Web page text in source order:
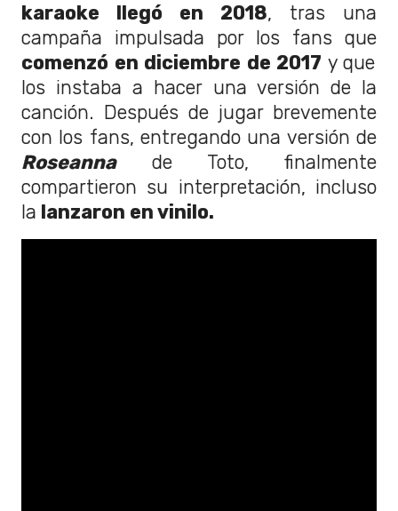
karaoke llegó en 2018, tras una
campaña impulsada por los fans que
comenzó en diciembre de 2017 y que
los instaba a hacer una versión de la
canción. Después de jugar brevemente
con los fans, entregando una versión de
Roseannade Toto, finalmente
compartieron su interpretación, incluso
la lanzaron en vinilo.